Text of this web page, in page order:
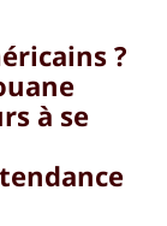
?
à se